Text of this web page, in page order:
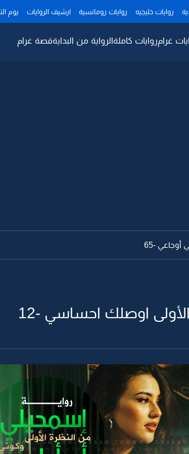
روايات خليجيه روايات رومانسية ارشيف الروايات يوم
غرامروايات كاملةالرواية من البدايةقصة غرام
-65
اوصلك احساسي -12